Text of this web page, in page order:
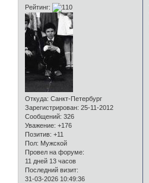
Рейтинг:
Откуда: Санкт-Петербург
Зарегистрирован: 25-11-2012
Сообщений: 326
Уважение: +176
Позитив: +11
Пол: Мужской
Провел на форуме:
11 дней 13 часов
Последний визит:
31-03-2026 10:49:36